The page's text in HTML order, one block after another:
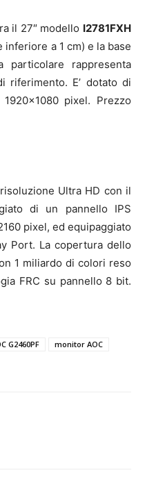
il 27″ modello I2781FXH
a 1 cm) e la base
rappresenta
riferimento. E’ dotato di
pixel. Prezzo
Ultra HD con il
di un pannello IPS
pixel, ed equipaggiato
Port. La copertura dello
1 miliardo di colori reso
FRC su pannello 8 bit.
G2460PF
monitor AOC